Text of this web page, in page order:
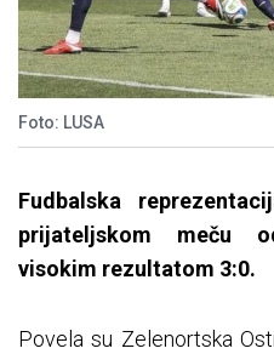
Foto: LUSA
Fudbalska
prijateljskom meču
visokim rezultatom 3:0.
Povela su Zelenortska